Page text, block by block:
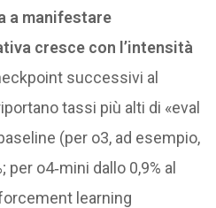
a manifestare
cresce con l’intensità
successivi al
tassi più alti di «eval
(per o3, ad esempio,
per o4‑mini dallo 0,9% al
learning